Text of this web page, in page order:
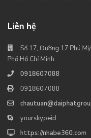
Liên hệ
Số 17, Đường 17 Phú
Phố Hồ Chí Minh
0918607088
0918607088
yourskypeid
https://nhabe360.com